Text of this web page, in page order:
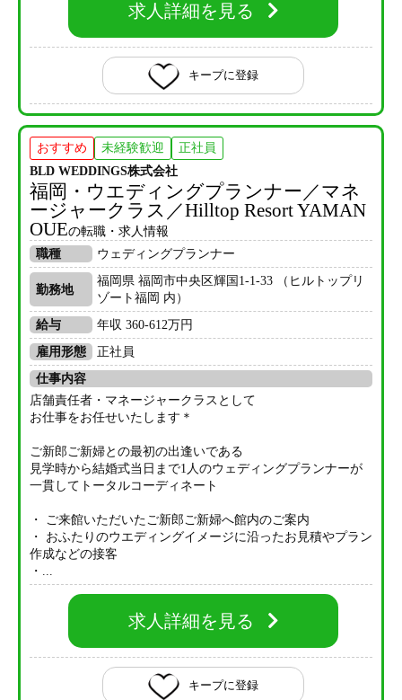
求人詳細を見る
キープに登録
おすすめ 未経験歓迎
正社員
BLD WEDDINGS株式会社
福岡・ウエディングプランナー／マネ
ージャークラス／Hilltop Resort YAMAN
OUEの転職・求人情報
職種
ウェディングプランナー
勤務地
福岡県 福岡市中央区輝国1-1-33 （ヒルトップリ
ゾート福岡 内）
給与
年収 360-612万円
雇用形態
正社員
仕事内容
店舗責任者・マネージャークラスとして
お仕事をお任せいたします＊
ご新郎ご新婦との最初の出逢いである
見学時から結婚式当日まで1人のウェディングプランナーが
一貫してトータルコーディネート
・ ご来館いただいたご新郎ご新婦へ館内のご案内
・ おふたりのウエディングイメージに沿ったお見積やプラン
作成などの接客
・...
求人詳細を見る
キープに登録